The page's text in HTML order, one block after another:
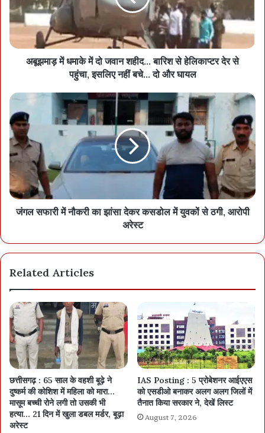
अबूझमाड़ में धमाके में दो जवान शहीद... बारिश से हेलिकाप्टर देर से
पहुंचा, इसलिए नहीं बचे... दो और घायल
जंगल सफारी में नौकरी का झांसा देकर कसडोल में युवकों से ठगी, आरोपी
अरेस्ट
Related Articles
छत्तीसगढ़ : 65 साल के वहशी बूढ़े ने
दुष्कर्म की कोशिश में महिला को मारा…
मासूम बच्ची रोने लगी तो उसकी भी
हत्या… 21 दिन में खुला डबल मर्डर, बूढ़ा
अरेस्ट
IAS Posting : 5 प्रोबेशनर आईएएस
को एसडीओ बनाकर अलग अलग जिलों में
तैनात किया सरकार ने, देखें लिस्ट
August 7, 2026